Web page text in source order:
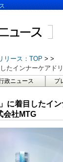
リース：TOP
た​インナーケア
政ニュース プ
に着目した​イ
会社MTG